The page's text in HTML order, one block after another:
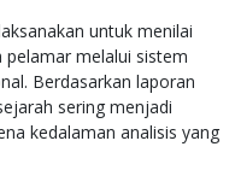
untuk menilai
pelamar melalui sistem
Berdasarkan laporan
sering menjadi
kedalaman analisis yang